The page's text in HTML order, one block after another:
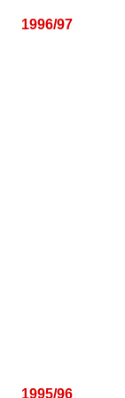
1996/97
1995/96